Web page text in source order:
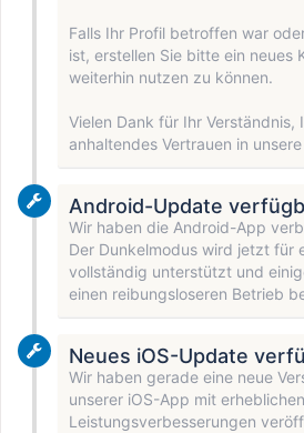
Falls Ihr Profil betroffen war
ist, erstellen Sie bitte ein neues
weiterhin nutzen zu können.
Vielen Dank für Ihr Verständnis,
anhaltendes Vertrauen in
Android-Update
Wir haben die Android-App
Der Dunkelmodus wird jetzt für
vollständig unterstützt und
einen reibungsloseren Betrieb
Neues iOS-Update
Wir haben gerade eine neue
unserer iOS-App mit erheblichen
Leistungsverbesserungen